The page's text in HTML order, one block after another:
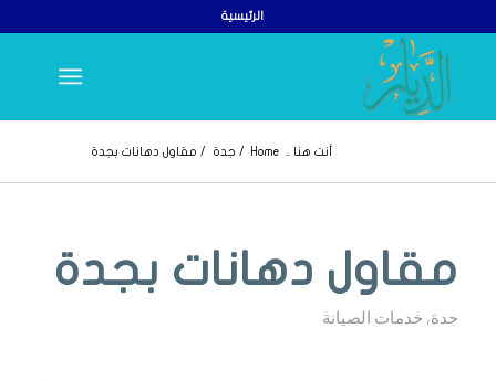
الرئيسية
أنت هنا .. Home
/ جدة / مقاول دهانات بجدة
مقاول دهانات بجدة
جدة, خدمات الصيانة